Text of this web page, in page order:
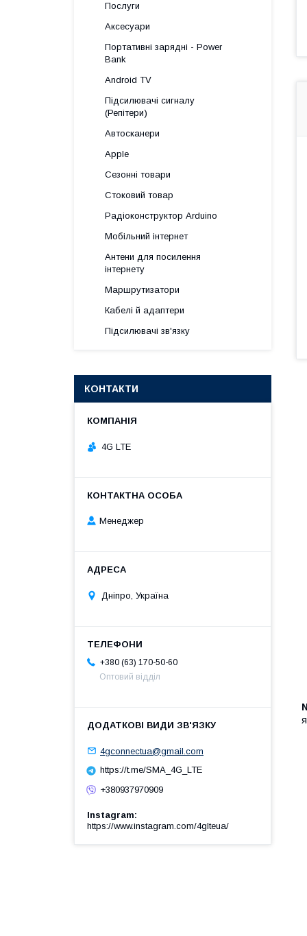
Послуги
Аксесуари
Портативні зарядні - Power
Bank
Android TV
Підсилювачі сигналу
(Репітери)
Автосканери
Apple
Сезонні товари
Стоковий товар
Радіоконструктор Arduino
Мобільний інтернет
Антени для посилення
інтернету
Маршрутизатори
Кабелі й адаптери
Підсилювачі зв'язку
КОНТАКТИ
4G LTE
Менеджер
Дніпро, Україна
+380 (63) 170-50-60
Оптовий відділ
4gconnectua@gmail.com
https://t.me/SMA_4G_LTE
+380937970909
Instagram
https://www.instagram.com/4glteua/